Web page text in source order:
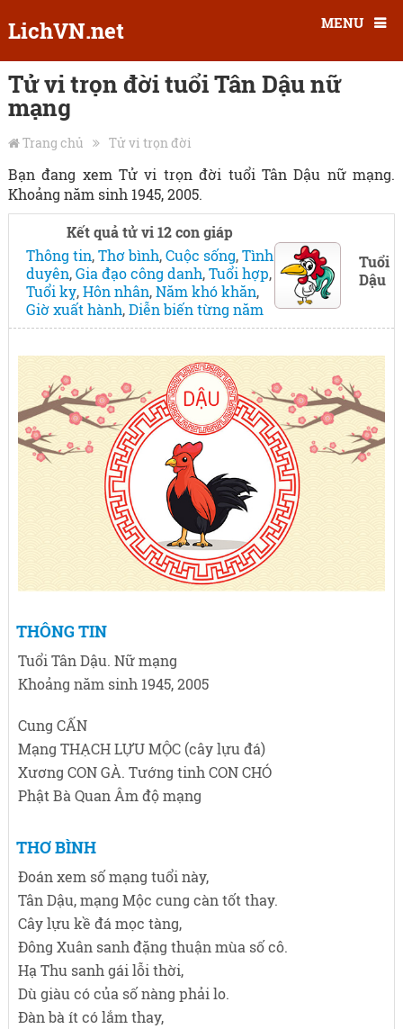
LichVN.net MENU
Tử vi trọn đời tuổi Tân Dậu nữ
mạng
Trang chủ Tử vi trọn đời
Bạn đang xem Tử vi trọn đời tuổi Tân Dậu nữ mạng.
Khoảng năm sinh 1945, 2005.
Kết quả tử vi 12 con giáp
Thông tin,Thơ bình,Cuộc sống,Tình
duyên,Gia đạo công danh,Tuổi hợp,
Tuổi kỵ,Hôn nhân,Năm khó khăn,
Giờ xuất hành,Diễn biến từng năm
Tuổi
Dậu
THÔNG TIN
Tuổi Tân Dậu. Nữ mạng
Khoảng năm sinh 1945, 2005
Cung CẤN
Mạng THẠCH LỰU MỘC (cây lựu đá)
Xương CON GÀ. Tướng tinh CON CHÓ
Phật Bà Quan Âm độ mạng
THƠ BÌNH
Đoán xem số mạng tuổi này,
Tân Dậu, mạng Mộc cung càn tốt thay.
Cây lựu kề đá mọc tàng,
Đông Xuân sanh đặng thuận mùa số cô.
Hạ Thu sanh gái lỗi thời,
Dù giàu có của số nàng phải lo.
Đàn bà ít có lắm thay,